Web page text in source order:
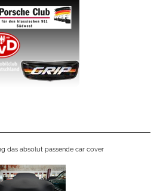
das absolut passende car cover